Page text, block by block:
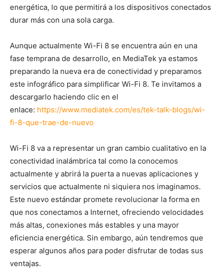
energética, lo que permitirá a los dispositivos conectados
durar más con una sola carga.
Aunque actualmente Wi-Fi 8 se encuentra aún en una
fase temprana de desarrollo, en MediaTek ya estamos
preparando la nueva era de conectividad y preparamos
este infográfico para simplificar Wi-Fi 8. Te invitamos a
descargarlo haciendo clic en el
enlace: https://www.mediatek.com/es/tek-talk-blogs/wi-
fi-8-que-trae-de-nuevo
Wi-Fi 8 va a representar un gran cambio cualitativo en la
conectividad inalámbrica tal como la conocemos
actualmente y abrirá la puerta a nuevas aplicaciones y
servicios que actualmente ni siquiera nos imaginamos.
Este nuevo estándar promete revolucionar la forma en
que nos conectamos a Internet, ofreciendo velocidades
más altas, conexiones más estables y una mayor
eficiencia energética. Sin embargo, aún tendremos que
esperar algunos años para poder disfrutar de todas sus
ventajas.